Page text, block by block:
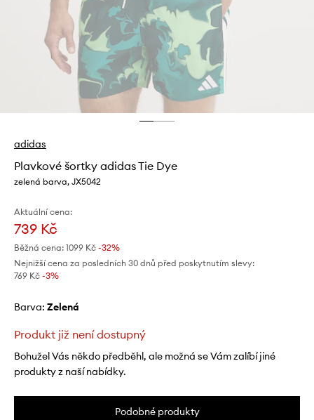
adidas
Plavkové šortky adidas Tie Dye
zelená barva, JX5042
Aktuální cena:
739 Kč
Běžná cena: 1099 Kč -32%
Nejnižší cena za posledních 30 dnů před poskytnutím slevy:
769 Kč -3%
Barva: zelená
Produkt již není dostupný
Bohužel Vás někdo předběhl, ale možná se Vám zalíbí jiné
produkty z naší nabídky.
Podobné produkty